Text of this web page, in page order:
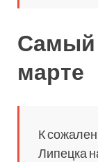
Самый
марте
К
Липецка